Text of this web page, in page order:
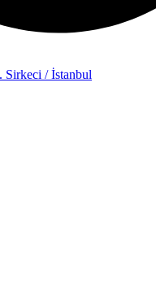
Sirkeci / İstanbul